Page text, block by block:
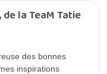
la TeaM Tatie
des bonnes
inspirations